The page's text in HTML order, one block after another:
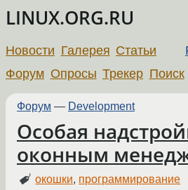
LINUX.ORG.RU
Новости Галерея Статьи
Форум Опросы Трекер Поиск
Форум — Development
Особая
оконным
окошки, программирование